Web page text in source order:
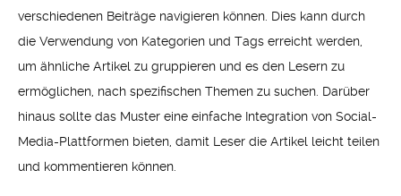
verschiedenen Beiträge navigieren können. Dies kann durch
die Verwendung von Kategorien und Tags erreicht werden,
um ähnliche Artikel zu gruppieren und es den Lesern zu
ermöglichen, nach spezifischen Themen zu suchen. Darüber
hinaus sollte das Muster eine einfache Integration von Social-
Media-Plattformen bieten, damit Leser die Artikel leicht teilen
und kommentieren können.